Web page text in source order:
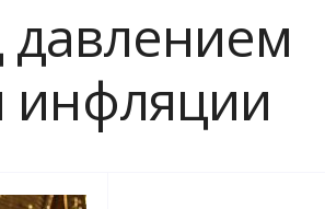
давлением
инфляции